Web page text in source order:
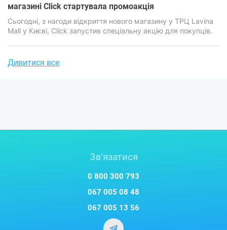
магазині Click стартувала промоакція
​​​​​​​Сьогодні, з нагоди відкриття нового магазину у ТРЦ Lavina
Mall у Києві, Click запустив спеціальну акцію для покупців.
Дивитися все
Зв'язатися
0 800 300 793
067 005 08 48
067 005 13 56